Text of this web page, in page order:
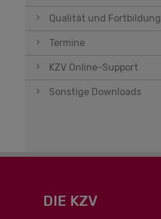
Qualität und Fortbildung
Termine
KZV Online-Support
Sonstige Downloads
DIE KZV